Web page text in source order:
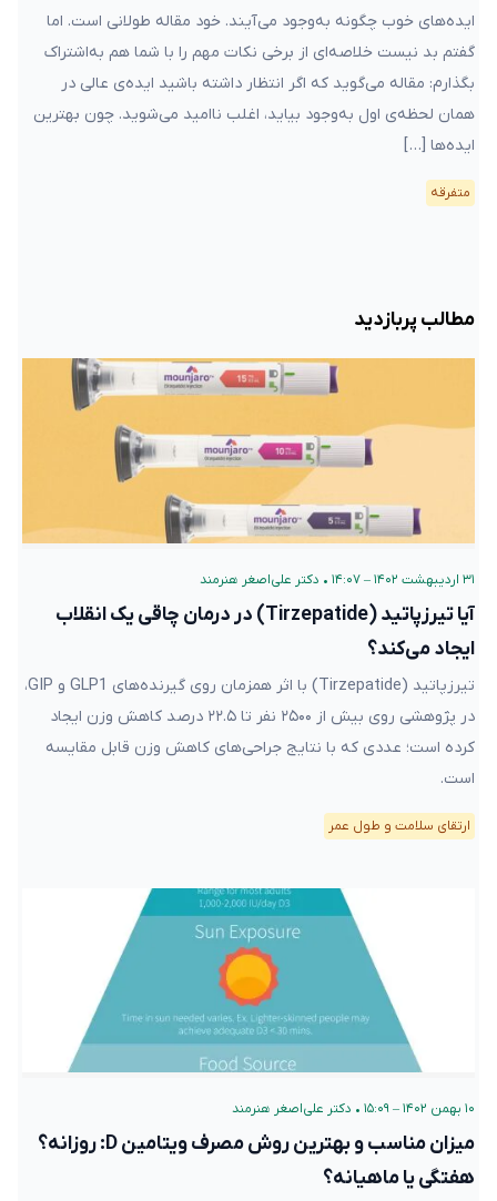
ایده‌های خوب چگونه به‌وجود می‌آیند. خود مقاله طولانی است. اما
گفتم بد نیست خلاصه‌ای از برخی نکات مهم را با شما هم به‌اشتراک
بگذارم: مقاله می‌گوید که اگر انتظار داشته باشید ایده‌ی عالی در
همان لحظه‌ی اول به‌وجود بیاید، اغلب ناامید می‌شوید. چون بهترین
ایده‌ها […]
متفرقه
مطالب پربازدید
۳۱ اردیبهشت ۱۴۰۲ – ۱۴:۰۷ • دکتر علی‌اصغر هنرمند
آیا تیرزپاتید (Tirzepatide) در درمان چاقی یک انقلاب
ایجاد می‌کند؟
تیرزپاتید (Tirzepatide) با اثر همزمان روی گیرنده‌های GLP1 و GIP،
در پژوهشی روی بیش از ۲۵۰۰ نفر تا ۲۲.۵ درصد کاهش وزن ایجاد
کرده است؛ عددی که با نتایج جراحی‌های کاهش وزن قابل مقایسه
است.
ارتقای سلامت و طول عمر
۱۰ بهمن ۱۴۰۲ – ۱۵:۰۹ • دکتر علی‌اصغر هنرمند
میزان مناسب و بهترین روش مصرف ویتامین D: روزانه؟
هفتگی یا ماهیانه؟